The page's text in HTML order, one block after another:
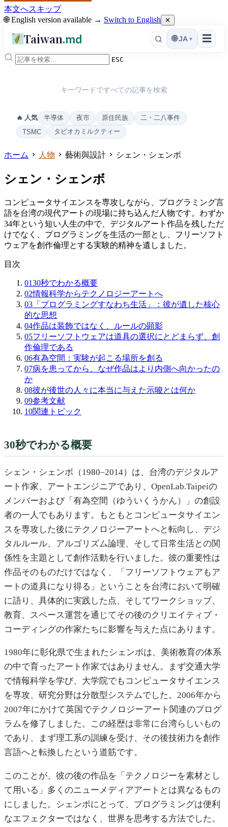
本文へスキップ
🌐 English version available → Switch to English ✕
Taiwan.md ☰
🌐 JA ▾
ESC
キーワードですべての記事を検索
🔥 人気 半導体 夜市 原住民族
二・二八事件
TSMC
タピオカミルクティー
ホーム 人物 藝術與設計 シェン・シェンボ
シェン・シェンボ
コンピュータサイエンスを専攻しながら、プログラミング言
語を台湾の現代アートの現場に持ち込んだ人物です。わずか
34年という短い人生の中で、デジタルアート作品を残しただ
けでなく、プログラミングを生活の一部とし、フリーソフト
ウェアを創作倫理とする実験的精神を遺しました。
目次
0130秒でわかる概要
02情報科学からテクノロジーアートへ
03 「プログラミングすなわち生活」：彼が遺した核心
的な思想
04作品は装飾ではなく、ルールの顕影
05フリーソフトウェアは道具の選択にとどまらず、創
作倫理である
06有為空間：実験が起こる場所を創る
07病を患ってから、なぜ作品はより内側へ向かったの
か
08彼が後世の人々に本当に与えた示唆とは何か
09参考文献
10関連トピック
30秒でわかる概要
シェン・シェンボ（1980–2014）は、台湾のデジタルア
ート作家、アートエンジニアであり、OpenLab.Taipeiの
メンバーおよび「有為空間（ゆういくうかん）」の創設
者の一人でもあります。もともとコンピュータサイエン
スを専攻した後にテクノロジーアートへと転向し、デジ
タルルール、アルゴリズム論理、そして日常生活との関
係性を主題として創作活動を行いました。彼の重要性は
作品そのものだけではなく、「フリーソフトウェアもア
ートの道具になり得る」ということを台湾において明確
に語り、具体的に実践した点、そしてワークショップ、
教育、スペース運営を通じてその後のクリエイティブ・
コーディングの作家たちに影響を与えた点にあります。
1980年に彰化県で生まれたシェンボは、美術教育の体系
の中で育ったアート作家ではありません。まず交通大学
で情報科学を学び、大学院でもコンピュータサイエンス
を専攻、研究分野は分散型システムでした。2006年から
2007年にかけて英国でテクノロジーアート関連のプログ
ラムを修了しました。この経歴は非常に台湾らしいもの
であり、まず理工系の訓練を受け、その後技術力を創作
言語へと転換したという道筋です。
このことが、彼の後の作品を「テクノロジーを素材とし
て用いる」多くのニューメディアアートとは異なるもの
にしました。シェンボにとって、プログラミングは便利
なエフェクターではなく、世界を思考する方法でした。